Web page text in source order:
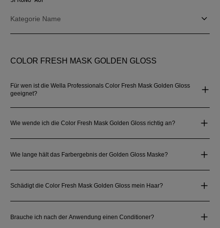
Kategorie Name
COLOR FRESH MASK GOLDEN GLOSS
Für wen ist die Wella Professionals Color Fresh Mask Golden Gloss
geeignet?
Wie wende ich die Color Fresh Mask Golden Gloss richtig an?
Wie lange hält das Farbergebnis der Golden Gloss Maske?
Schädigt die Color Fresh Mask Golden Gloss mein Haar?
Brauche ich nach der Anwendung einen Conditioner?